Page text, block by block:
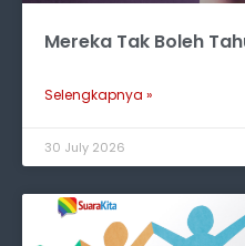
Mereka Tak Boleh
Selengkapnya »
30 July 2026